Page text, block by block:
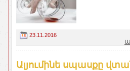
23.11.2016
Ալյումինե սպասքը